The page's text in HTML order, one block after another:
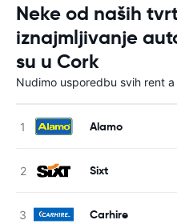
Neke od naših
iznajmljivanje
su u Cork
Nudimo usporedbu svih rent
Alamo
Sixt
Carhire